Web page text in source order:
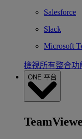
Salesforce
Slack
Microsoft
檢視所有整合功
ONE 平台